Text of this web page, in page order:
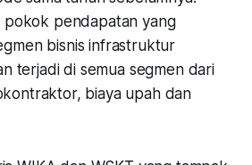
pokok pendapatan yang
bisnis infrastruktur
terjadi di semua segmen dari
biaya upah dan